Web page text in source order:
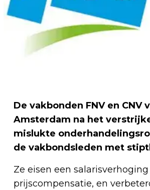
De vakbonden FNV en
Amsterdam na het
mislukte
de vakbondsleden met
Ze eisen een
prijscompensatie, en